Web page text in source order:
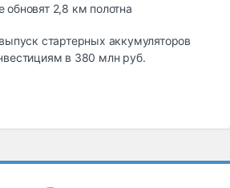
обновят 2,8 км полотна
стартерных аккумуляторов
в 380 млн руб.